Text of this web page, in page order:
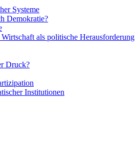
Systeme
Demokratie?
als politische Herausforderung
Druck?
Institutionen